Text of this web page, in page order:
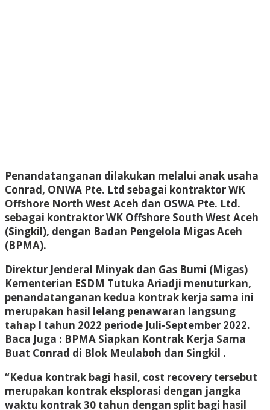
Penandatanganan dilakukan melalui anak usaha
Conrad, ONWA Pte. Ltd sebagai kontraktor WK
Offshore North West Aceh dan OSWA Pte. Ltd.
sebagai kontraktor WK Offshore South West Aceh
(Singkil), dengan Badan Pengelola Migas Aceh
(BPMA).
Direktur Jenderal Minyak dan Gas Bumi (Migas)
Kementerian ESDM Tutuka Ariadji menuturkan,
penandatanganan kedua kontrak kerja sama ini
merupakan hasil lelang penawaran langsung
tahap I tahun 2022 periode Juli-September 2022.
Baca Juga : BPMA Siapkan Kontrak Kerja Sama
Buat Conrad di Blok Meulaboh dan Singkil .
“Kedua kontrak bagi hasil, cost recovery tersebut
merupakan kontrak eksplorasi dengan jangka
waktu kontrak 30 tahun dengan split bagi hasil